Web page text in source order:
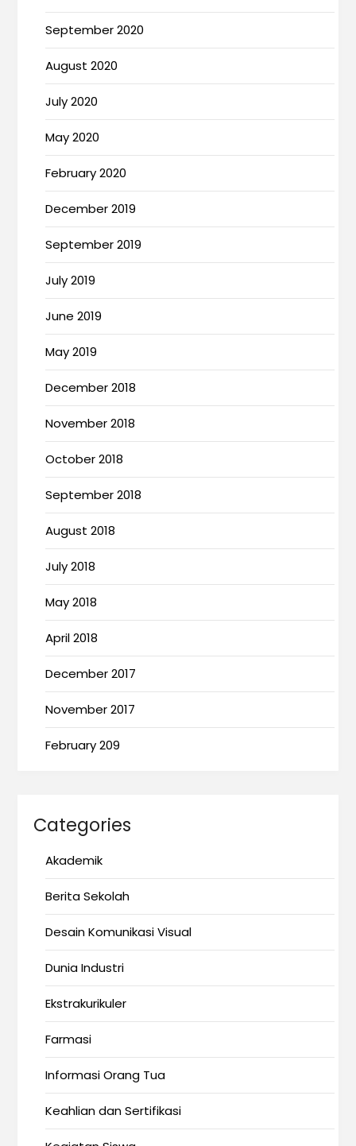
September 2020
August 2020
July 2020
May 2020
February 2020
December 2019
September 2019
July 2019
June 2019
May 2019
December 2018
November 2018
October 2018
September 2018
August 2018
July 2018
May 2018
April 2018
December 2017
November 2017
February 209
Categories
Akademik
Berita Sekolah
Desain Komunikasi Visual
Dunia Industri
Ekstrakurikuler
Farmasi
Informasi Orang Tua
Keahlian dan Sertifikasi